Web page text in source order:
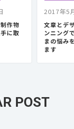
作物
に取
2017年5
文章とデ
ンニング
まの悩み
ます
POST